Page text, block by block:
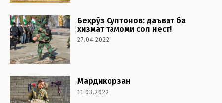
Беҳрӯз Султонов: даъват ба
хизмат тамоми сол нест!
27.04.2022
Мардикорзан
11.03.2022